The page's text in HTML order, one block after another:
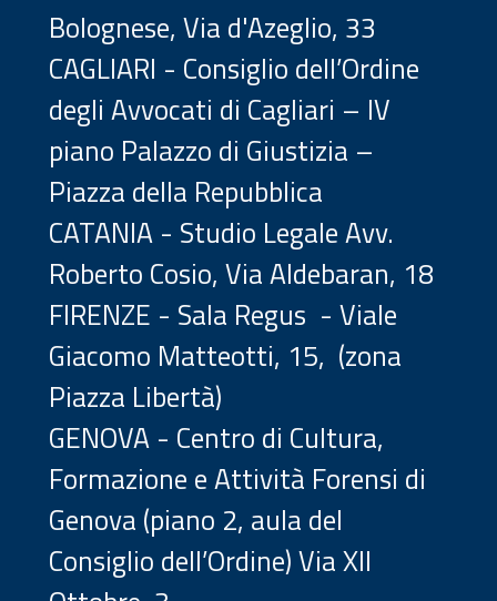
Bolognese, Via d'Azeglio, 33
CAGLIARI - Consiglio dell’Ordine
degli Avvocati di Cagliari – IV
piano Palazzo di Giustizia –
Piazza della Repubblica
CATANIA - Studio Legale Avv.
Roberto Cosio, Via Aldebaran, 18
FIRENZE - Sala Regus - Viale
Giacomo Matteotti, 15, (zona
Piazza Libertà)
GENOVA - Centro di Cultura,
Formazione e Attività Forensi di
Genova (piano 2, aula del
Consiglio dell’Ordine) Via XII